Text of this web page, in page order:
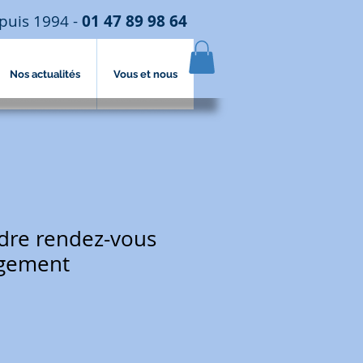
1994 -01 47 89 98 64
Nos actualités Vous et nous
rendez-vous